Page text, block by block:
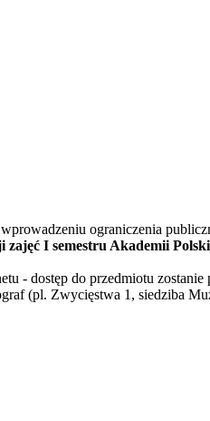
ograniczenia
zajęć I semestru Akademii
- dostęp do przedmiotu
(pl. Zwycięstwa 1, siedziba